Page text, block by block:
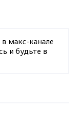
макс-канале
и будьте в